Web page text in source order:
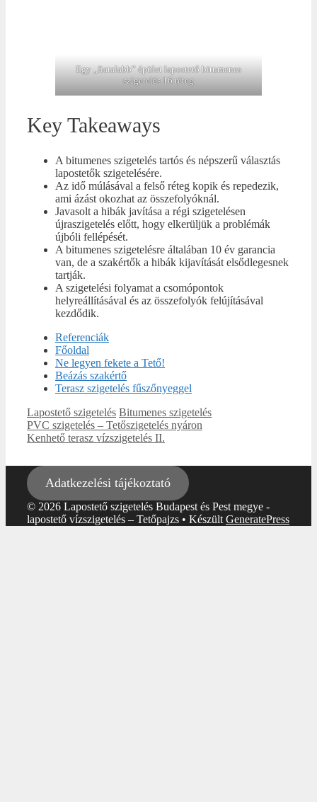
Egy „fiatalabb” épület lapostető bitumenes
szigetelés 16 réteg
Key Takeaways
A bitumenes szigetelés tartós és népszerű választás
lapostetők szigetelésére.
Az idő múlásával a felső réteg kopik és repedezik,
ami ázást okozhat az összefolyóknál.
Javasolt a hibák javítása a régi szigetelésen
újraszigetelés előtt, hogy elkerüljük a problémák
újbóli fellépését.
A bitumenes szigetelésre általában 10 év garancia
van, de a szakértők a hibák kijavítását elsődlegesnek
tartják.
A szigetelési folyamat a csomópontok
helyreállításával és az összefolyók felújításával
kezdődik.
Referenciák
Főoldal
Ne legyen fekete a Tető!
Beázás szakértő
Terasz szigetelés fűszőnyeggel
Kategória
Lapostető szigetelés Címkék
Bitumenes szigetelés
PVC szigetelés – Tetőszigetelés nyáron
Kenhető terasz vízszigetelés II.
Adatkezelési tájékoztató
© 2026 Lapostető szigetelés Budapest és Pest megye -
lapostető vízszigetelés – Tetőpajzs • Készült GeneratePress